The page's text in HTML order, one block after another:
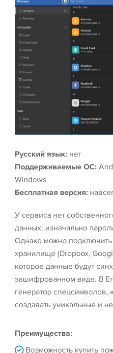
Русский язык: нет
Поддерживаемые ОС:
Windows
Бесплатная версия:
У сервиса нет
данных: изначально
Однако можно
хранилище (Dropbox,
которое данные будут
зашифрованном виде. В
генератор спецсимволов,
создавать уникальные и
Преимущества:
Возможность купить